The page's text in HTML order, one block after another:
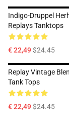
Indigo-Druppel
Replays Tanktops
€ 22,49$24.45
Replay Vintage
Tank Tops
€ 22,49$24.45